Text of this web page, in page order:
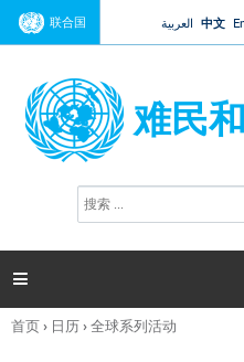
Jump to
联合国 العربية 中文
难民
搜
索

你
首页› 日历›全球系列活动